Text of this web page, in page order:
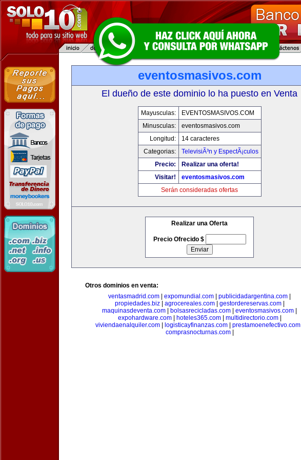
eventosmasivos.com
El dueño de este dominio lo ha puesto en Venta
Mayusculas:
EVENTOSMASIVOS.COM
Minusculas:
eventosmasivos.com
Longitud:
14 caracteres
Categorias:
TelevisiÃ³n y EspectÃ¡culos
Precio:
Realizar una oferta!
Visitar!
eventosmasivos.com
Serán consideradas ofertas
Realizar una Oferta
Precio Ofrecido $
Otros dominios en venta:
ventasmadrid.com
expomundial.com publicidadargentina.com
propiedades.biz| agrocereales.com| gestordereservas.com|
maquinasdeventa.com
bolsasrecicladas.com eventosmasivos.com
expohardware.com| hoteles365.com| multidirectorio.com|
viviendaenalquiler.com
logisticayfinanzas.com prestamoenefectivo.com
comprasnocturnas.com|